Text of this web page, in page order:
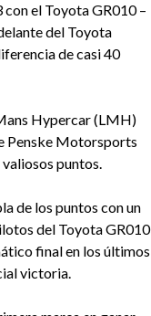
el Toyota GR010 –
del Toyota
de casi 40
Hypercar (LMH)
Penske Motorsports
puntos.
de los puntos con un
del Toyota GR010
final en los últimos
victoria.